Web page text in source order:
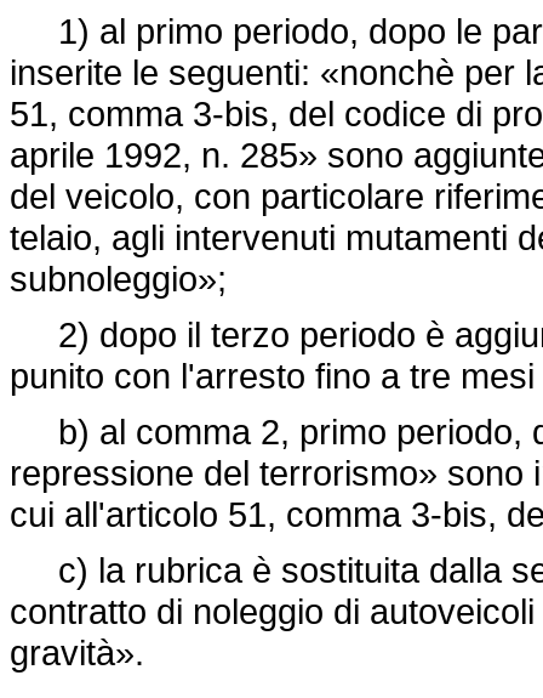
1) al primo periodo, dopo le
inserite le seguenti: «nonchè per
51, comma 3-bis, del codice di
aprile 1992, n. 285» sono
del veicolo, con particolare
telaio, agli intervenuti mutamenti
subnoleggio»;
2) dopo il terzo periodo è
punito con l'arresto fino a tre
b) al comma 2, primo periodo,
repressione del terrorismo» sono
cui all'articolo 51, comma 3-bis,
c) la rubrica è sostituita dalla
contratto di noleggio di
gravità».